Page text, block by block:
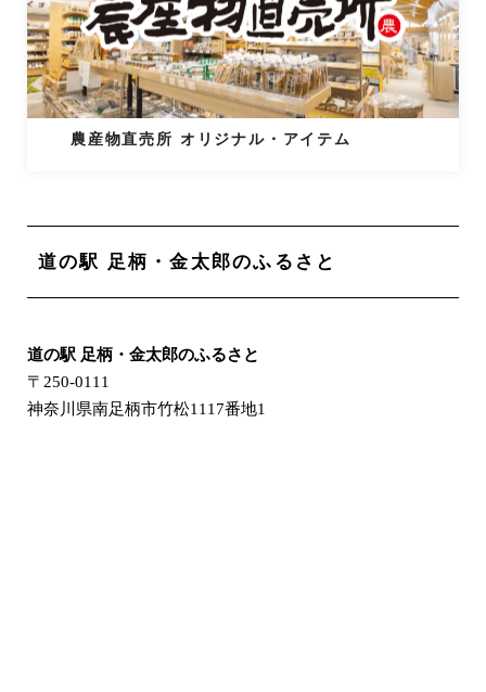
農産物直売所 オリジナル・アイテム
道の駅 足柄・金太郎のふるさと
道の駅 足柄・金太郎のふるさと
〒250-0111
神奈川県南足柄市竹松1117番地1